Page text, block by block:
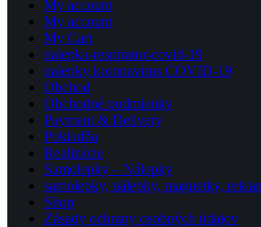
My account
My account
My Cart
nalepka-respirator-covid-19
nalepky koronavirus COVID-19
Obchod
Obchodné podmienky
Payment & Delivery
Pokladňa
Realizácie
Samolepky – Nálepky
samolepky, nálepky, magnetky,
Shop
Zásady ochrany osobných údajov